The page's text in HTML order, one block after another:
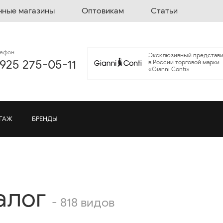
магазины Оптовикам Статьи
275-05-11
Эксклюзивный
в России торговой марки
«Gianni Conti»
БРЕНДЫ
- 818 видов